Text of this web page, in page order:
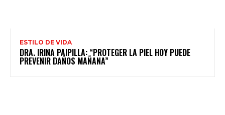
ESTILO DE VIDA
DRA. IRINA PAIPILLA: “PROTEGER LA PIEL HOY PUEDE
PREVENIR DAÑOS MAÑANA”